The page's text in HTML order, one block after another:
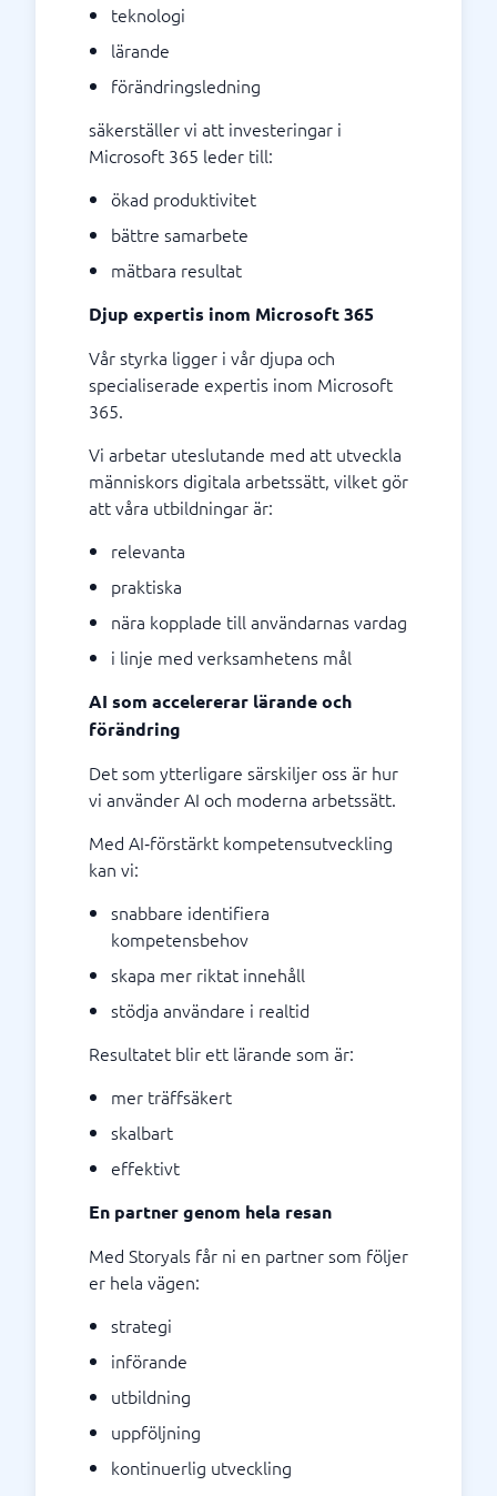
teknologi
lärande
förändringsledning
säkerställer vi att investeringar i
Microsoft 365 leder till:
ökad produktivitet
bättre samarbete
mätbara resultat
Djup expertis inom Microsoft 365
Vår styrka ligger i vår djupa och
specialiserade expertis inom Microsoft
365.
Vi arbetar uteslutande med att utveckla
människors digitala arbetssätt, vilket gör
att våra utbildningar är:
relevanta
praktiska
nära kopplade till användarnas vardag
i linje med verksamhetens mål
AI som accelererar lärande och
förändring
Det som ytterligare särskiljer oss är hur
vi använder AI och moderna arbetssätt.
Med AI‑förstärkt kompetensutveckling
kan vi:
snabbare identifiera
kompetensbehov
skapa mer riktat innehåll
stödja användare i realtid
Resultatet blir ett lärande som är:
mer träffsäkert
skalbart
effektivt
En partner genom hela resan
Med Storyals får ni en partner som följer
er hela vägen:
strategi
införande
utbildning
uppföljning
kontinuerlig utveckling